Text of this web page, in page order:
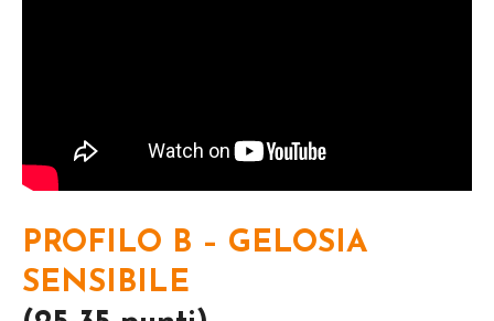
PROFILO B – GELOSIA
SENSIBILE